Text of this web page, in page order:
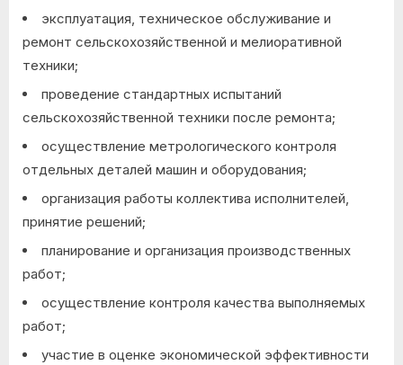
эксплуатация, техническое обслуживание и
ремонт сельскохозяйственной и мелиоративной
техники;
проведение стандартных испытаний
сельскохозяйственной техники после ремонта;
осуществление метрологического контроля
отдельных деталей машин и оборудования;
организация работы коллектива исполнителей,
принятие решений;
планирование и организация производственных
работ;
осуществление контроля качества выполняемых
работ;
участие в оценке экономической эффективности